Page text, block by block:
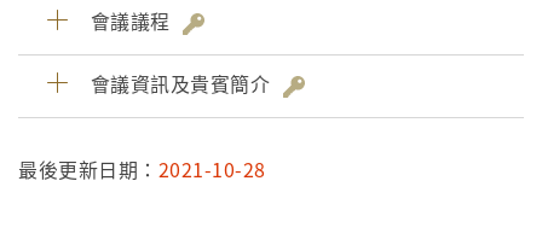
會議議程
會議資訊及貴賓簡介
最後更新日期： 2021-10-28